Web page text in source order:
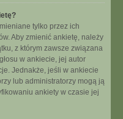
tylko przez ich
Aby zmienić ankietę, należy
z którym zawsze związana
w ankiecie, jej autor
Jednakże, jeśli w ankiecie
lub administratorzy mogą ją
ankiety w czasie jej